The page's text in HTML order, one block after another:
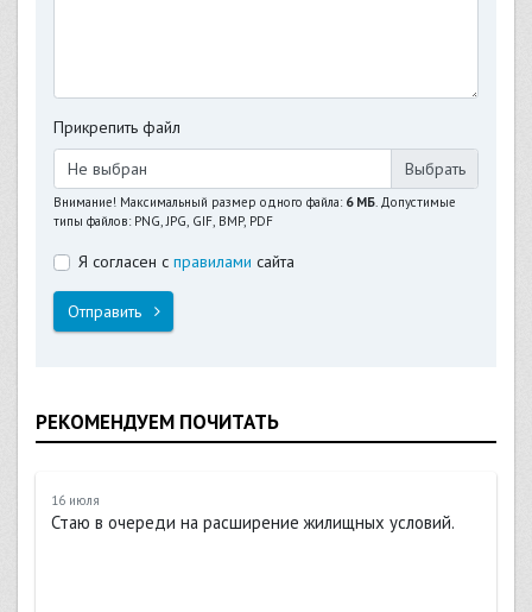
Прикрепить файл
Не выбран
Внимание! Максимальный размер одного файла: 6 МБ. Допустимые
типы файлов: PNG, JPG, GIF, BMP, PDF
Я согласен с правилами сайта
Отправить
РЕКОМЕНДУЕМ ПОЧИТАТЬ
16 июля
Стаю в очереди на расширение жилищных условий.